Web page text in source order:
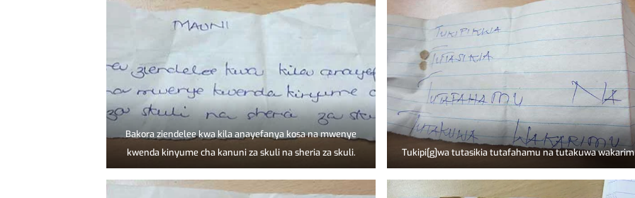
Bakora ziendelee kwa kila anayefanya kosa na mwenye
kwenda kinyume cha kanuni za skuli na sheria za skuli.
Tukipi[g]wa tutasikia tutafahamu na tutakuwa